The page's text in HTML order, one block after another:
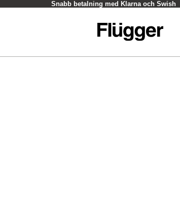
Snabb betalning med Klarna och Swish